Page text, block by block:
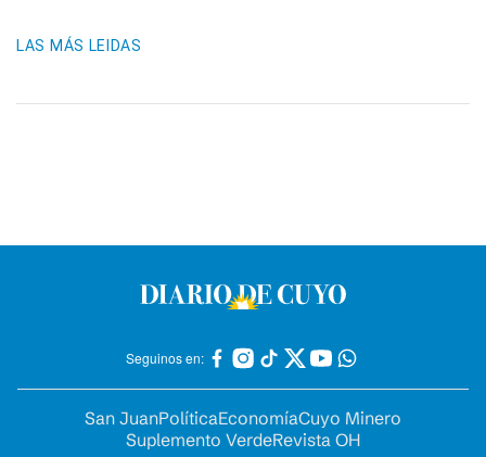
LAS MÁS LEIDAS
Seguinos en:
San JuanPolíticaEconomíaCuyo Minero
Suplemento VerdeRevista OH